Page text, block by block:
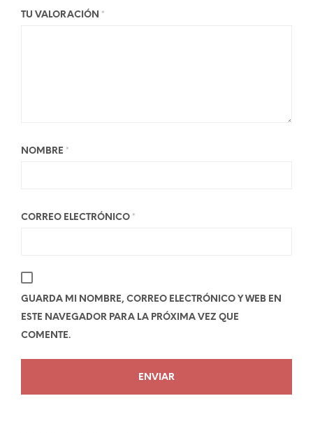
TU VALORACIÓN *
NOMBRE *
CORREO ELECTRÓNICO *
GUARDA MI NOMBRE, CORREO ELECTRÓNICO Y WEB EN
ESTE NAVEGADOR PARA LA PRÓXIMA VEZ QUE
COMENTE.